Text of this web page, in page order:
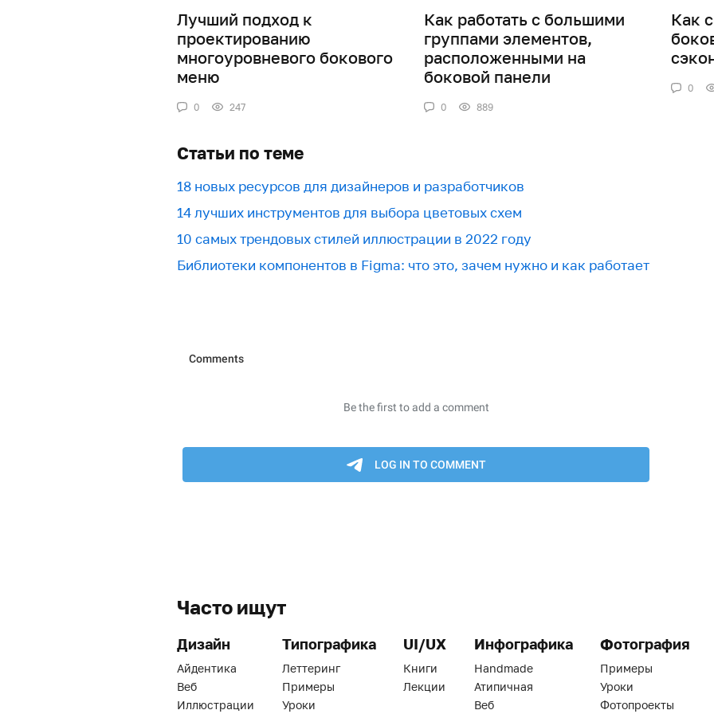
Лучший подход к
проектированию
многоуровневого бокового
меню
0 247
Как работать с большими
группами элементов,
расположенными на
боковой панели
0 889
Как
0
Статьи по теме
18 новых ресурсов для дизайнеров и разработчиков
​​14 лучших инструментов для выбора цветовых схем
10 самых трендовых стилей иллюстрации в 2022 году
Библиотеки компонентов в Figma: что это, зачем нужно и как работает
Часто ищут
Дизайн
Айдентика
Веб
Иллюстрации
Типографика
Леттеринг
Примеры
Уроки
UI/UX
Книги
Лекции
Инфографика
Handmade
Атипичная
Веб
Фотография
Примеры
Уроки
Фотопроекты